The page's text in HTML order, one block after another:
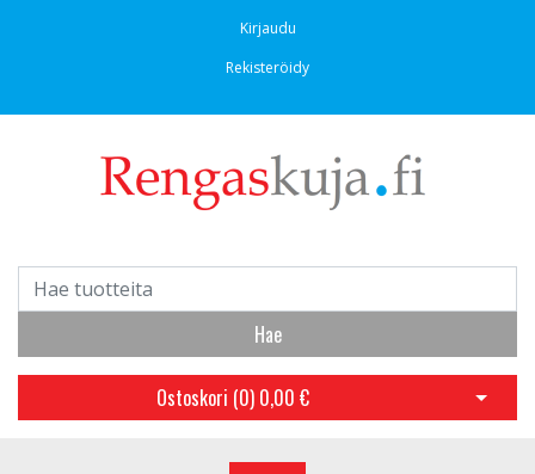
Kirjaudu
Rekisteröidy
Hae
Ostoskori (0) 0,00 € Avaa